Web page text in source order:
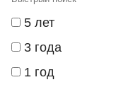
5 лет
3 года
1 год